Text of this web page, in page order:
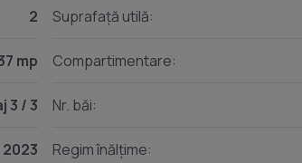
2 Suprafață utilă:
mp Compartimentare:
3 / 3 Nr. băi:
2023 Regim înălțime: